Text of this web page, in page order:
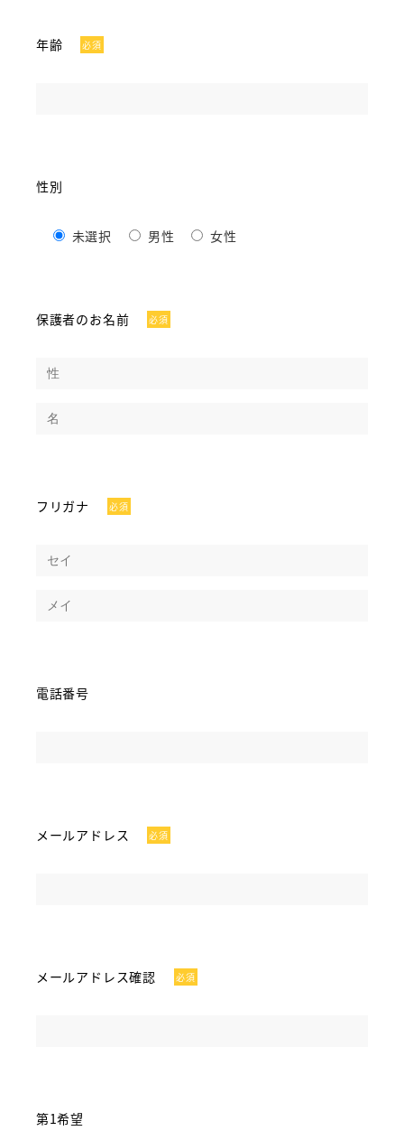
年齢 必須
性別
未選択 男性 女性
保護者のお名前 必須
フリガナ 必須
電話番号
メールアドレス 必須
メールアドレス確認 必須
第1希望